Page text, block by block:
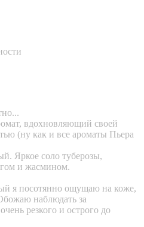
вдохновляющий своей
(ну как и все ароматы Пьера
Яркое соло туберозы,
и жасмином.
я посотянно ощущаю на коже,
наблюдать за
резкого и острого до